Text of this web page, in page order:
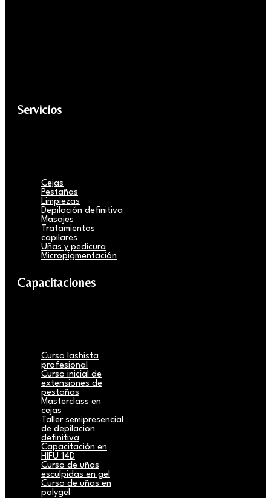
Servicios
Cejas
Pestañas
Limpiezas
Depilación definitiva
Masajes
Tratamientos
capilares
Uñas y pedicura
Micropigmentación
Capacitaciones
Curso lashista
profesional
Curso inicial de
extensiones de
pestañas
Masterclass en
cejas
Taller semipresencial
de depilacion
definitiva
Capacitación en
HIFU 14D
Curso de uñas
esculpidas en gel
Curso de uñas en
polygel